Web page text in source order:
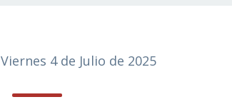
Viernes 4 de Julio de 2025